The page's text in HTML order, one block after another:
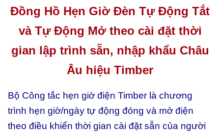
lượng
Đồng Hồ Hẹn Giờ Đèn Tự Động Tắt
và Tự Động Mở theo cài đặt thời
gian lập trình sẵn, nhập khẩu Châu
Âu hiệu Timber
Bộ Công tắc hẹn giờ điện Timber là chương
trình hẹn giờ/ngày tự động đóng và mở điện
theo điều khiển thời gian cài đặt sẵn của người